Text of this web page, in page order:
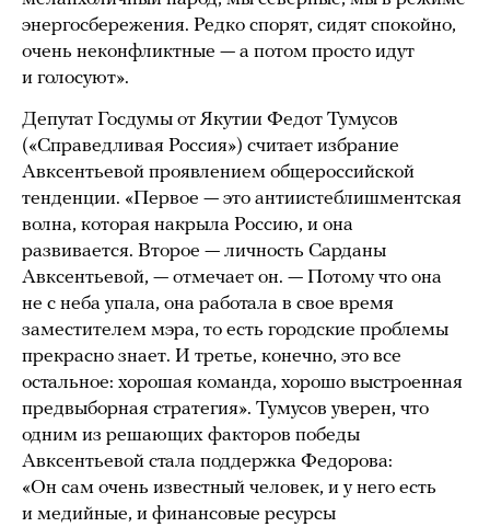
энергосбережения. Редко спорят, сидят спокойно,
очень неконфликтные — а потом просто идут
и голосуют».
Депутат Госдумы от Якутии Федот Тумусов
(«Справедливая Россия») считает избрание
Авксентьевой проявлением общероссийской
тенденции. «Первое — это антиистеблишментская
волна, которая накрыла Россию, и она
развивается. Второе — личность Сарданы
Авксентьевой, — отмечает он. — Потому что она
не с неба упала, она работала в свое время
заместителем мэра, то есть городские проблемы
прекрасно знает. И третье, конечно, это все
остальное: хорошая команда, хорошо выстроенная
предвыборная стратегия». Тумусов уверен, что
одним из решающих факторов победы
Авксентьевой стала поддержка Федорова:
«Он сам очень известный человек, и у него есть
и медийные, и финансовые ресурсы